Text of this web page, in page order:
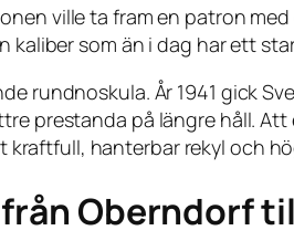
ville ta fram en patron
kaliber som än i dag har ett
rundnoskula. År 1941 gick
prestanda på längre håll.
hanterbar rekyl och
Oberndorf